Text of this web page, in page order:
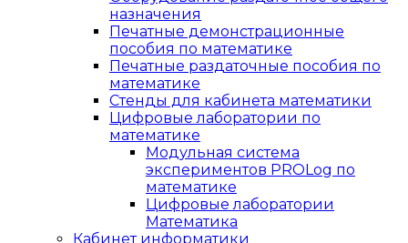
назначения
Печатные демонстрационные
пособия по математике
Печатные раздаточные пособия по
математике
Стенды для кабинета математики
Цифровые лаборатории по
математике
Модульная система
экспериментов PROLog по
математике
Цифровые лаборатории
Математика
Кабинет информатики